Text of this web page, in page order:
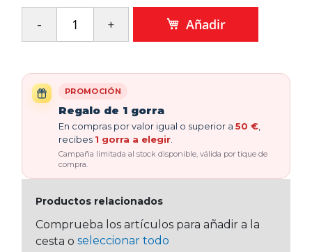
Añadir
PROMOCIÓN
Regalo de 1 gorra
En compras por valor igual o superior a 50 €
recibes 1 gorra a elegir
Campaña limitada al stock disponible, válida por tique de
compra.
Productos relacionados
Comprueba los artículos para añadir a la
cesta o seleccionar todo